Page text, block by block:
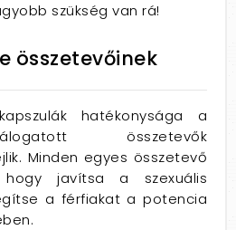
szükség van rá!
összetevőinek
hatékonysága a
összetevők
Minden egyes összetevő
hogy javítsa a szexuális
a férfiakat a potencia